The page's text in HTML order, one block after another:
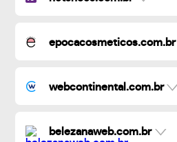
epocacosmeticos.com.br
webcontinental.com.br
belezanaweb.com.br